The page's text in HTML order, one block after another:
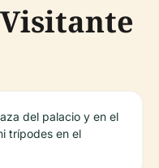
del palacio y en el
trípodes en el